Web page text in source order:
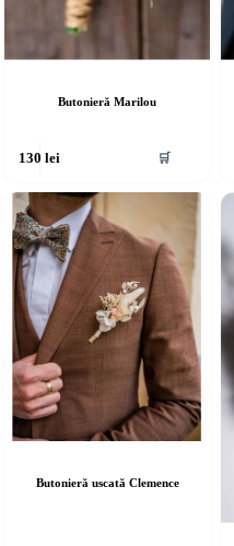
Butonieră Marilou
130lei 🛒
Butonieră uscată Clemence